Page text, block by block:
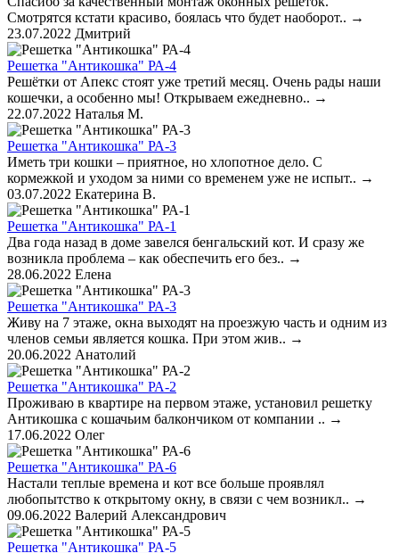
Смотрятся кстати красиво, боялась что будет наоборот.. →
23.07.2022 Дмитрий
Решетка "Антикошка" РА-4
Решётки от Апекс стоят уже третий месяц. Очень рады наши
кошечки, а особенно мы! Открываем ежедневно.. →
22.07.2022 Наталья М.
Решетка "Антикошка" РА-3
Иметь три кошки – приятное, но хлопотное дело. С
кормежкой и уходом за ними со временем уже не испыт.. →
03.07.2022 Екатерина В.
Решетка "Антикошка" РА-1
Два года назад в доме завелся бенгальский кот. И сразу же
возникла проблема – как обеспечить его без.. →
28.06.2022 Елена
Решетка "Антикошка" РА-3
Живу на 7 этаже, окна выходят на проезжую часть и одним из
членов семьи является кошка. При этом жив.. →
20.06.2022 Анатолий
Решетка "Антикошка" РА-2
Проживаю в квартире на первом этаже, установил решетку
Антикошка с кошачьим балкончиком от компании .. →
17.06.2022 Олег
Решетка "Антикошка" РА-6
Настали теплые времена и кот все больше проявлял
любопытство к открытому окну, в связи с чем возникл.. →
09.06.2022 Валерий Александрович
Решетка "Антикошка" РА-5